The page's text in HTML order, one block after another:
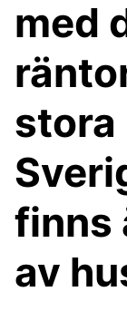
med
stora
finns
av